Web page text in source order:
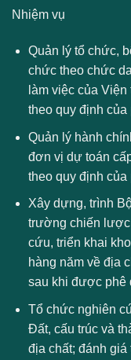
Nhiệm vụ
Quản lý tổ chức,
chức theo chức
làm việc của
theo quy định của
Quản lý hành
đơn vị dự toán
theo quy định của
Xây dựng, trình
trường chiến lược
cứu, triển khai
hàng năm về địa
sau khi được phê
Tổ chức nghiên
Đất, cấu trúc và
địa chất; đánh giá